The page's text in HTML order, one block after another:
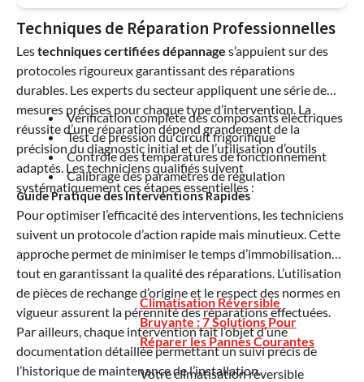
Techniques de Réparation Professionnelles
Lestechniques certifiées dépannage s’appuient sur des
protocoles rigoureux garantissant des réparations
durables. Les experts du secteur appliquent une série de
mesures précises pour chaque type d’intervention. La
réussite d’une réparation dépend grandement de la
précision du diagnostic initial et de l’utilisation d’outils
adaptés. Les techniciens qualifiés suivent
systématiquement ces étapes essentielles :
Vérification complète des composants électriques
Test de pression du circuit frigorifique
Contrôle des températures de fonctionnement
Calibrage des paramètres de régulation
Guide Pratique des Interventions Rapides
Pour optimiser l’efficacité des interventions, les techniciens
suivent un protocole d’action rapide mais minutieux. Cette
approche permet de minimiser le temps d’immobilisation
tout en garantissant la qualité des réparations. L’utilisation
de pièces de rechange d’origine et le respect des normes en
vigueur assurent la pérennité des réparations effectuées.
Par ailleurs, chaque intervention fait l’objet d’une
documentation détaillée permettant un suivi précis de
l’historique de maintenance de l’installation.
Climatisation Réversible
Bruyante : 7 Solutions Pour
Réparer les Pannes Courantes
Votre climatisation réversible